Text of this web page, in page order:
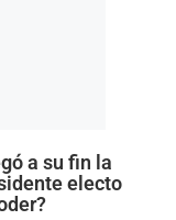
a su fin la
electo